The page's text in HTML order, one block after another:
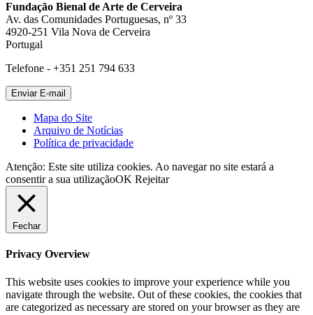
Fundação Bienal de Arte de Cerveira
Av. das Comunidades Portuguesas, nº 33
4920-251 Vila Nova de Cerveira
Portugal
Telefone - +351 251 794 633
Mapa do Site
Arquivo de Notícias
Política de privacidade
Atenção: Este site utiliza cookies. Ao navegar no site estará a
consentir a sua utilizaçãoOK Rejeitar
Fechar
Privacy Overview
This website uses cookies to improve your experience while you
navigate through the website. Out of these cookies, the cookies that
are categorized as necessary are stored on your browser as they are